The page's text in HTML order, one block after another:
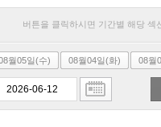
버튼을 클릭하시면 기간별 해당 섹
월05일(수) 08월04일(화) 08월